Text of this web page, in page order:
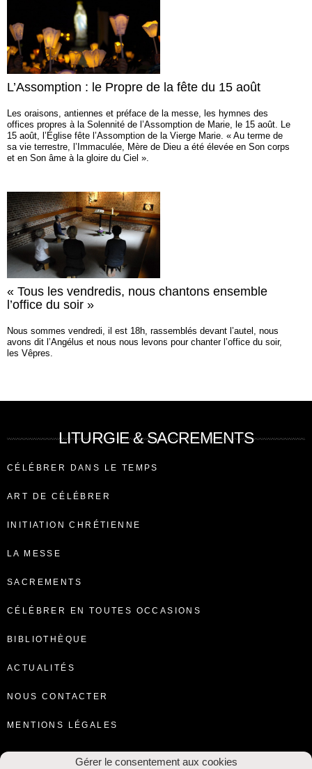
Gérer le consentement aux cookies
L’Assomption : le Propre de la fête du 15 août
Les oraisons, antiennes et préface de la messe, les hymnes des
offices propres à la Solennité de l’Assomption de Marie, le 15 août. Le
15 août, l’Église fête l’Assomption de la Vierge Marie. « Au terme de
sa vie terrestre, l’Immaculée, Mère de Dieu a été élevée en Son corps
et en Son âme à la gloire du Ciel ».
« Tous les vendredis, nous chantons ensemble
l’office du soir »
Nous sommes vendredi, il est 18h, rassemblés devant l’autel, nous
avons dit l’Angélus et nous nous levons pour chanter l’office du soir,
les Vêpres.
LITURGIE & SACREMENTS
CÉLÉBRER DANS LE TEMPS
ART DE CÉLÉBRER
INITIATION CHRÉTIENNE
LA MESSE
SACREMENTS
CÉLÉBRER EN TOUTES OCCASIONS
BIBLIOTHÈQUE
ACTUALITÉS
NOUS CONTACTER
MENTIONS LÉGALES